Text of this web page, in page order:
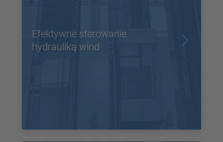
Efektywne sterowanie
hydrauliką wind